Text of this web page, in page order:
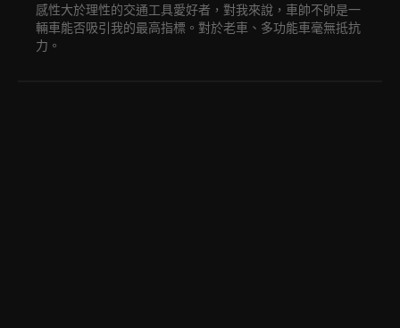
感性大於理性的交通工具愛好者，對我來說，車帥不帥是一
輛車能否吸引我的最高指標。對於老車、多功能車毫無抵抗
力。